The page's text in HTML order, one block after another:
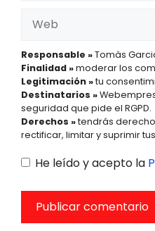
Responsable »Tomàs
Finalidad »moderar los
Legitimación »tu
Destinatarios »
seguridad que pide el RGPD.
Derechos »tendrás
rectificar, limitar y suprimir
He leído y acepto la